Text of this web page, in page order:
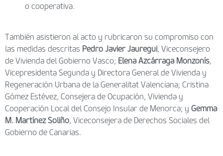
o cooperativa.
También asistieron al acto y rubricaron su compromiso con
las medidas descritas Pedro Javier Jauregui, Viceconsejero
de Vivienda del Gobierno Vasco; Elena Azcárraga Monzonís,
Vicepresidenta Segunda y Directora General de Vivienda y
Regeneración Urbana de la Generalitat Valenciana; Cristina
Gómez Estévez, Consejera de Ocupación, Vivienda y
Cooperación Local del Consejo Insular de Menorca; y Gemma
M. Martínez Soliño, Viceconsejera de Derechos Sociales del
Gobierno de Canarias.